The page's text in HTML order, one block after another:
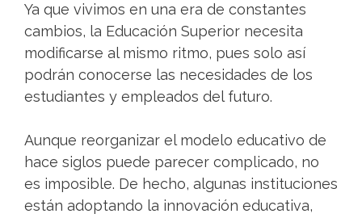
Ya que vivimos en una era de constantes
cambios, la Educación Superior necesita
modificarse al mismo ritmo, pues solo así
podrán conocerse las necesidades de los
estudiantes y empleados del futuro.
Aunque reorganizar el modelo educativo de
hace siglos puede parecer complicado, no
es imposible. De hecho, algunas instituciones
están adoptando la innovación educativa,